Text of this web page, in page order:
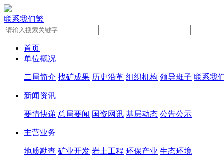
联系我们繁
首页
单位概况
二局简介 找矿成果 历史沿革 组织机构 领导班子 联系我
新闻资讯
要情快递 总局要闻 国资网讯 基层动态 公告公示
主营业务
地质勘查 矿业开发 岩土工程 环保产业 生态环境